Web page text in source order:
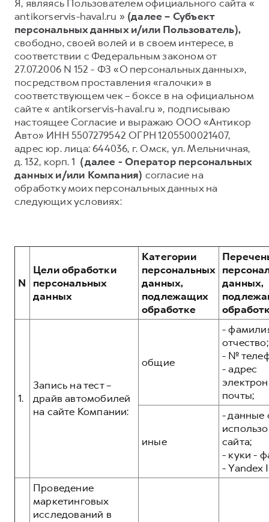
DARGO
от 3 199 000 ₽
DARGO X
от 3 499 000 ₽
от 2 899 000 ₽
F7X
от 3 599 000 ₽
POER
от 3 449 000 ₽
Тест-драйв
Трейд-ин
КРЕДИТ И СТРАХОВАНИЕ
Кредитный калькулятор
Страхование
Кредит
КОРПОРАТИВНЫМ КЛИЕНТАМ
Для малого бизнеса
Система управления автопарком
Сервис для корпоративных клиентов
HAVAL Лизинг
Коллекция Базовая
Коллекция Детская
СЕРВИСНОЕ ОБСЛУЖИВАНИЕ
Нулевое ТО
Программа «Помощь на дороге»
Регламенты технического обслуживания
Электронный ПТС
ПОДДЕРЖКА
GWM Безопасность
Гарантия HAVAL
Мобильное приложение GWM
АКСЕССУАРЫ HAVAL
Автомобильные аксессуары
О дилере
Наша команда
Контакты
Я, являясь Пользователем официального сайта «
antikorservis-haval.ru » (далее – Субъект
персональных данных и/или Пользователь),
свободно, своей волей и в своем интересе, в
соответствии с Федеральным законом от
27.07.2006 N 152 - ФЗ «О персональных данных»,
посредством проставления «галочки» в
соответствующем чек – боксе в на официальном
сайте « antikorservis-haval.ru », подписываю
настоящее Согласие и выражаю ООО «Антикор
Авто» ИНН 5507279542 ОГРН 1205500021407,
адрес юр. лица: 644036, г. Омск, ул. Мельничная,
д. 132, корп. 1 (далее - Оператор персональных
данных и/или Компания) согласие на
обработку моих персональных данных на
следующих условиях:
N
Цели обработки
персональных
данных
Категории
персональных
данных,
подлежащих
обработке
данных,
1.
Запись на тест –
драйв автомобилей
на сайте Компании:
общие
-
отчество;
- №
- адрес
почты;
иные
- данные
сайта;
- куки -
- Yandex
Проведение
маркетинговых
исследований в